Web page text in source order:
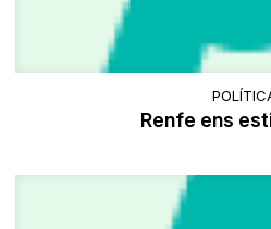
Renfe ens